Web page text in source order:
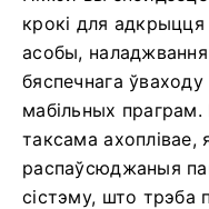
крокі для адкрыцця
асобы, наладжвання
бяспечнага
мабільных праграм.
таксама ахоплівае,
распаўсюджаныя
сістэму, што трэба